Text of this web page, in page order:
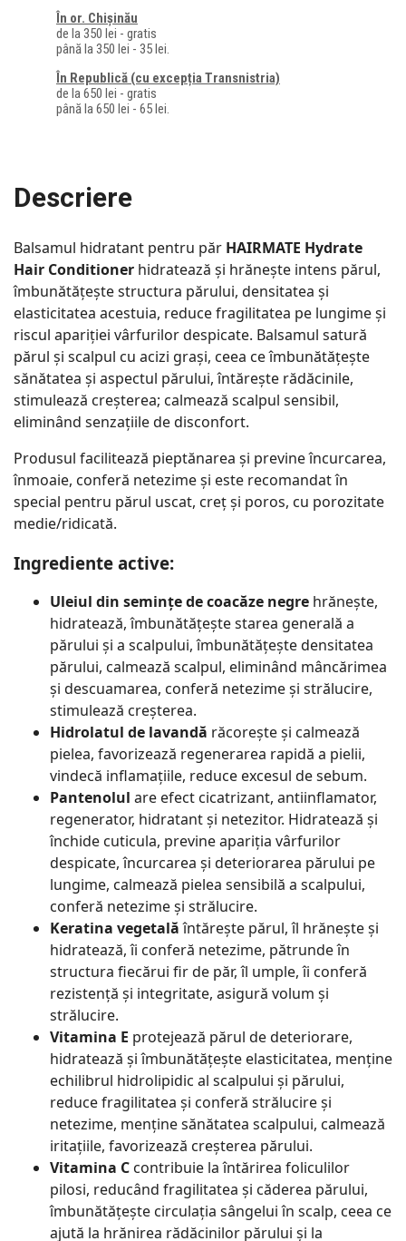
În or. Chișinău
de la 350 lei - gratis
până la 350 lei - 35 lei.
În Republică (cu excepția Transnistria)
de la 650 lei - gratis
până la 650 lei - 65 lei.
Descriere
Balsamul hidratant pentru păr HAIRMATE Hydrate
Hair Conditioner hidratează și hrănește intens părul,
îmbunătățește structura părului, densitatea și
elasticitatea acestuia, reduce fragilitatea pe lungime și
riscul apariției vârfurilor despicate. Balsamul satură
părul și scalpul cu acizi grași, ceea ce îmbunătățește
sănătatea și aspectul părului, întărește rădăcinile,
stimulează creșterea; calmează scalpul sensibil,
eliminând senzațiile de disconfort.
Produsul facilitează pieptănarea și previne încurcarea,
înmoaie, conferă netezime și este recomandat în
special pentru părul uscat, creț și poros, cu porozitate
medie/ridicată.
Ingrediente active:
Uleiul din semințe de coacăze negre hrănește,
hidratează, îmbunătățește starea generală a
părului și a scalpului, îmbunătățește densitatea
părului, calmează scalpul, eliminând mâncărimea
și descuamarea, conferă netezime și strălucire,
stimulează creșterea.
Hidrolatul de lavandă răcorește și calmează
pielea, favorizează regenerarea rapidă a pielii,
vindecă inflamațiile, reduce excesul de sebum.
Pantenolul are efect cicatrizant, antiinflamator,
regenerator, hidratant și netezitor. Hidratează și
închide cuticula, previne apariția vârfurilor
despicate, încurcarea și deteriorarea părului pe
lungime, calmează pielea sensibilă a scalpului,
conferă netezime și strălucire.
Keratina vegetalăîntărește părul, îl hrănește și
hidratează, îi conferă netezime, pătrunde în
structura fiecărui fir de păr, îl umple, îi conferă
rezistență și integritate, asigură volum și
strălucire.
Vitamina E protejează părul de deteriorare,
hidratează și îmbunătățește elasticitatea, menține
echilibrul hidrolipidic al scalpului și părului,
reduce fragilitatea și conferă strălucire și
netezime, menține sănătatea scalpului, calmează
iritațiile, favorizează creșterea părului.
Vitamina C contribuie la întărirea foliculilor
pilosi, reducând fragilitatea și căderea părului,
îmbunătățește circulația sângelui în scalp, ceea ce
ajută la hrănirea rădăcinilor părului și la